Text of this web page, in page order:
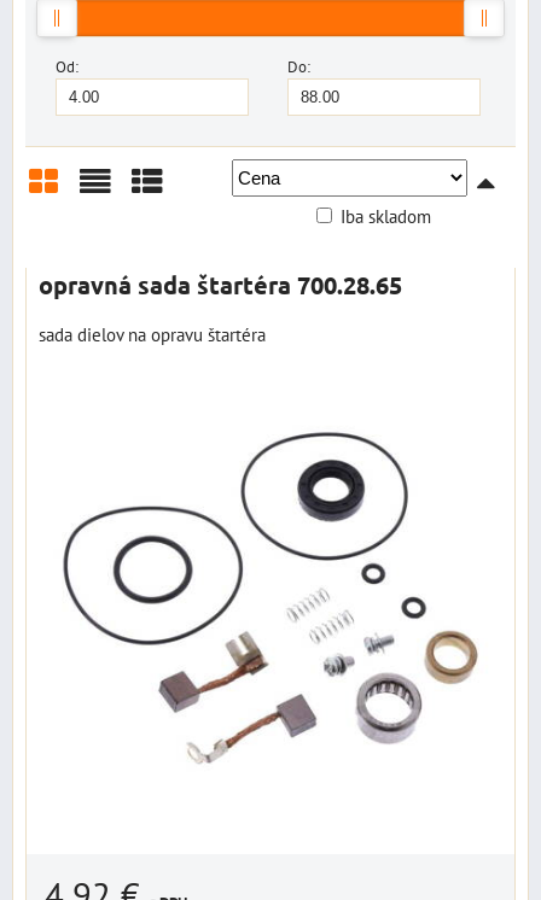
Od: Do:
Iba skladom
opravná sada štartéra 700.28.65
sada dielov na opravu štartéra